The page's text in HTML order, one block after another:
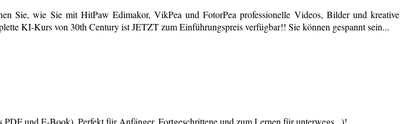
Sie, wie Sie mit HitPaw Edimakor, VikPea und FotorPea professionelle Videos, Bilder und kreative
KI-Kurs von 30th Century ist JETZT zum Einführungspreis verfügbar!! Sie können gespannt sein...
und E-Book). Perfekt für Anfänger, Fortgeschrittene und zum Lernen für unterwegs...)!